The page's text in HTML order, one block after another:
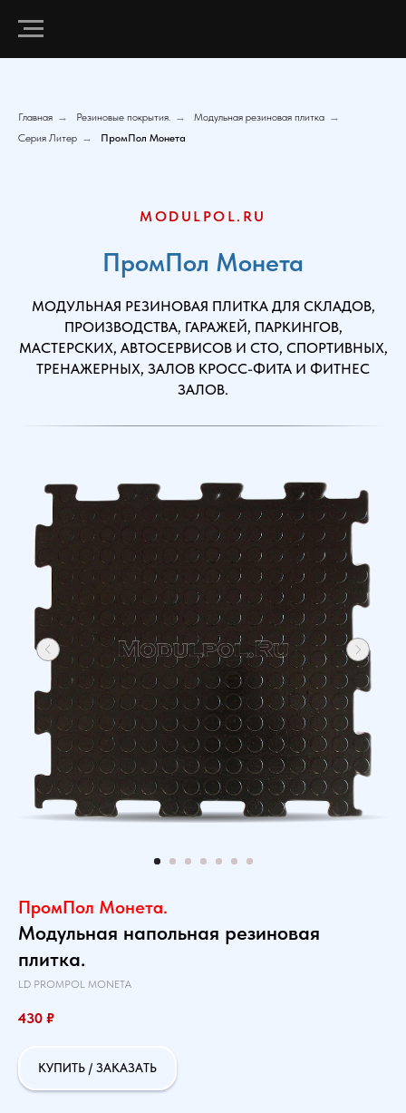
Главная → Резиновые покрытия. → Модульная резиновая плитка →
Серия Литер → ПромПол Монета
MODULPOL.RU
ПромПол Монета
МОДУЛЬНАЯ РЕЗИНОВАЯ ПЛИТКА ДЛЯ СКЛАДОВ,
ПРОИЗВОДСТВА, ГАРАЖЕЙ, ПАРКИНГОВ,
МАСТЕРСКИХ, АВТОСЕРВИСОВ И СТО, СПОРТИВНЫХ,
ТРЕНАЖЕРНЫХ, ЗАЛОВ КРОСС-ФИТА И ФИТНЕС
ЗАЛОВ.
ПромПол Монета.
Модульная напольная резиновая
плитка.
LD PROMPOL MONETA
430 ₽
КУПИТЬ / ЗАКАЗАТЬ